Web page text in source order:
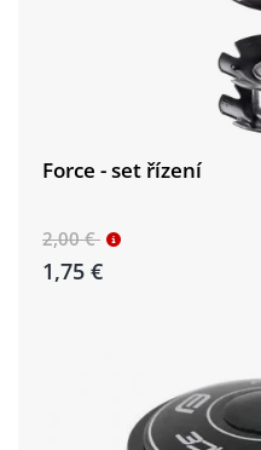
Force - set řízení
2,00 €
1,75 €